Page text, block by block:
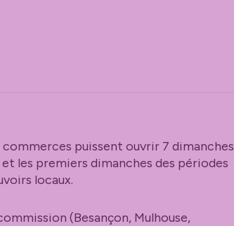
puissent ouvrir 7 dimanches
les premiers dimanches des périodes
locaux.
(Besançon, Mulhouse,